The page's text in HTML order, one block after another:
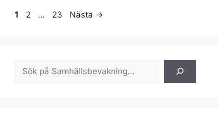
Sida
1 Sida
2 … Sida
23 Nästa →